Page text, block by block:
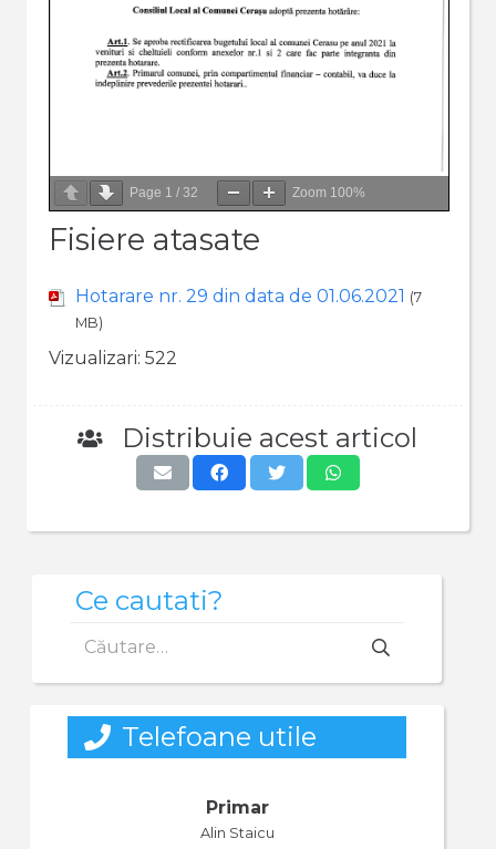
Page 1 / 32 Zoom 100%
Fisiere atasate
Hotarare nr. 29 din data de 01.06.2021 (7
MB)
Vizualizari: 522
Distribuie acest articol
Ce cautati?
după:
Telefoane utile
Primar
Alin Staicu